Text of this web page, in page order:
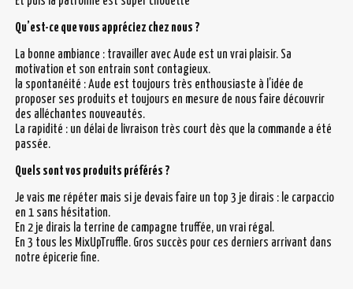
Qu’est-ce que vous appréciez chez nous ?
La bonne ambiance : travailler avec Aude est un vrai plaisir. Sa
motivation et son entrain sont contagieux.
la spontanéité : Aude est toujours très enthousiaste à l’idée de
proposer ses produits et toujours en mesure de nous faire découvrir
des alléchantes nouveautés.
La rapidité : un délai de livraison très court dès que la commande a été
passée.
Quels sont vos produits préférés ?
Je vais me répéter mais si je devais faire un top 3 je dirais : le carpaccio
en 1 sans hésitation.
En 2 je dirais la terrine de campagne truffée, un vrai régal.
En 3 tous les MixUpTruffle. Gros succès pour ces derniers arrivant dans
notre épicerie fine.